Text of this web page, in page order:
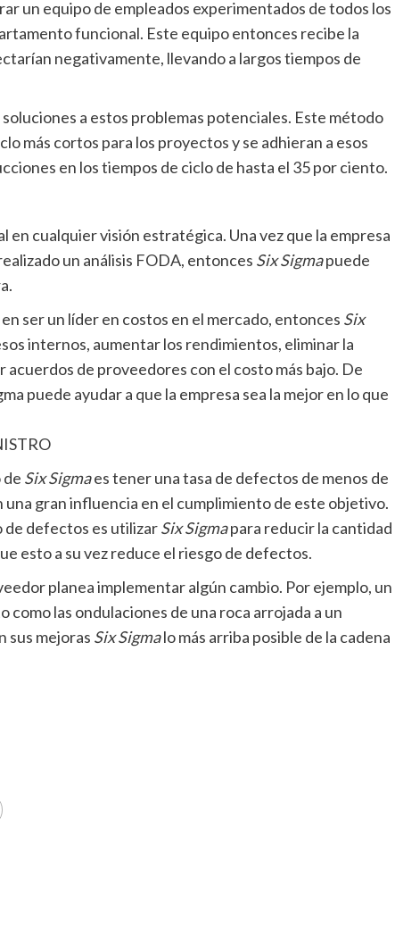
un equipo de empleados experimentados de todos los
funcional. Este equipo entonces recibe la
negativamente, llevando a largos tiempos de
a estos problemas potenciales. Este método
más cortos para los proyectos y se adhieran a esos
en los tiempos de ciclo de hasta el 35 por ciento.
cualquier visión estratégica. Una vez que la empresa
un análisis FODA, entonces Six Sigmapuede
ser un líder en costos en el mercado, entonces Six
internos, aumentar los rendimientos, eliminar la
de proveedores con el costo más bajo. De
puede ayudar a que la empresa sea la mejor en lo que
Six Sigmaes tener una tasa de defectos de menos de
gran influencia en el cumplimiento de este objetivo.
de defectos es utilizarSix Sigmapara reducir la cantidad
esto a su vez reduce el riesgo de defectos.
planea implementar algún cambio. Por ejemplo, un
las ondulaciones de una roca arrojada a un
sus mejoras Six Sigmalo más arriba posible de la cadena